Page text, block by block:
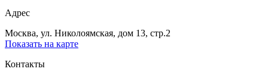
Адрес
Москва, ул. Николоямская, дом 13, стр.2
Показать на карте
Контакты